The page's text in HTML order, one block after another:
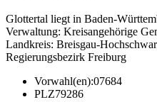
Glottertal liegt in Baden-
Verwaltung: Kreisangehörige
Landkreis: Breisgau-
Regierungsbezirk Freiburg
Vorwahl(en):07684
PLZ79286